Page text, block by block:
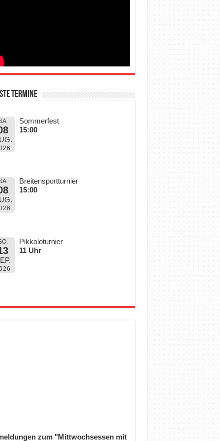
Termine
Sommerfest
15:00
Breitensportturnier
15:00
Pikkoloturnier
11 Uhr
zum "Mittwochsessen mit